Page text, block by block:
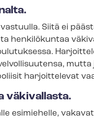
Siitä ei
henkilökuntaa
harjoittelevat
väkivallasta.
esimiehelle,